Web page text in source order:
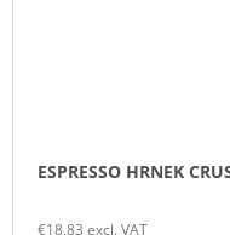
ESPRESSO HRNEK
€18,83 excl. VAT